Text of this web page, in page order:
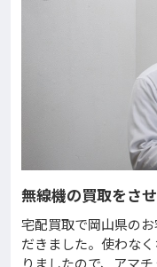
無線機の買取をさ
宅配買取で岡山県の
だきました。使わな
りましたので、アマ